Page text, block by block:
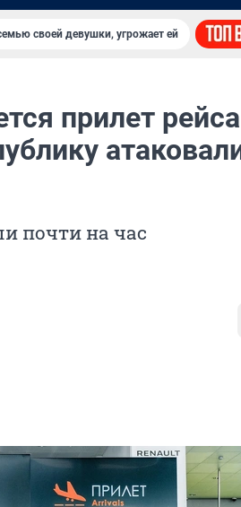
своей девушки, угрожает ей
прилет
почти на час